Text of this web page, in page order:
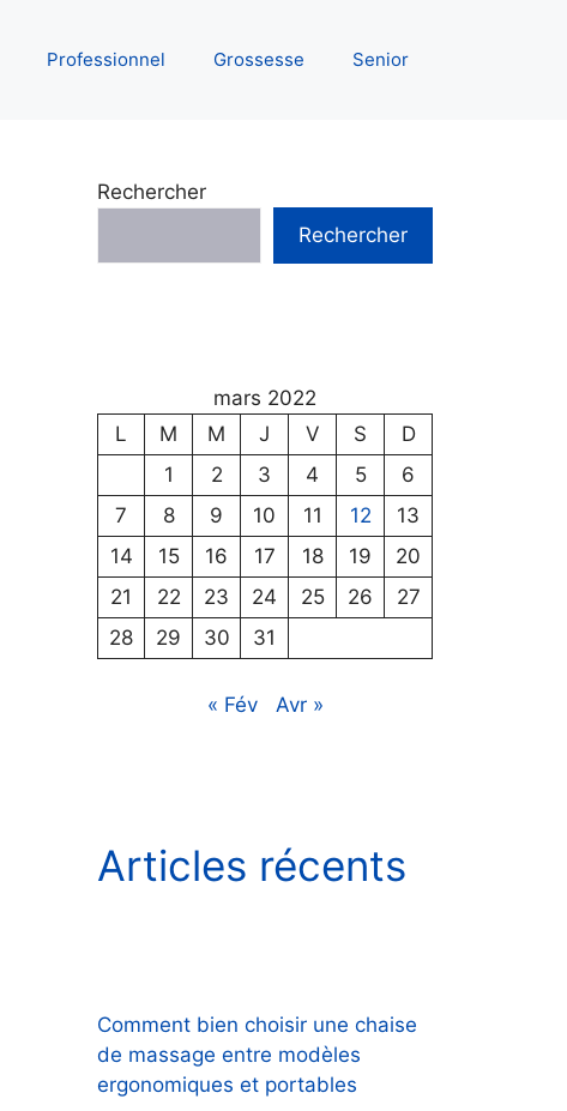
Professionnel Grossesse Senior
Rechercher
Rechercher
mars 2022
L
M M J V S
D
1
2 3 4 5
6
7
8 9 10 11 12
13
14
15 16 17 18 19
20
21
22 23 24 25 26
27
28
29 30 31
« Fév Avr »
Articles récents
Comment bien choisir une chaise
de massage entre modèles
ergonomiques et portables